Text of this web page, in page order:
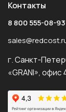
Контакты
8 800 555-08-93
г. Санкт-
«GRANI», офис